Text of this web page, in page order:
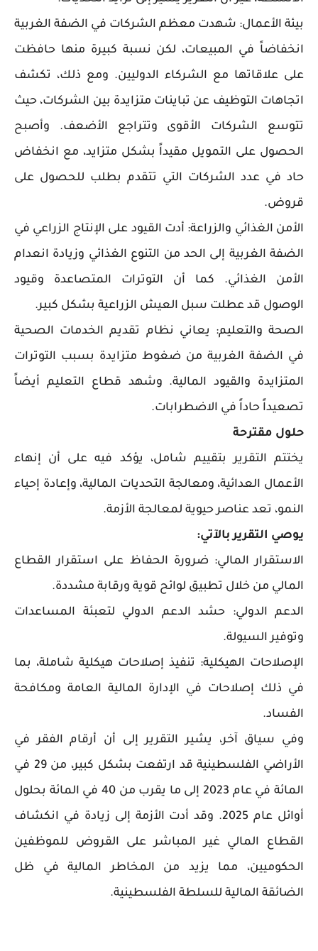
بيئة الأعمال: شهدت معظم الشركات في الضفة الغربية
انخفاضاً في المبيعات، لكن نسبة كبيرة منها حافظت
على علاقاتها مع الشركاء الدوليين. ومع ذلك، تكشف
اتجاهات التوظيف عن تباينات متزايدة بين الشركات، حيث
تتوسع الشركات الأقوى وتتراجع الأضعف. وأصبح
الحصول على التمويل مقيداً بشكل متزايد، مع انخفاض
حاد في عدد الشركات التي تتقدم بطلب للحصول على
قروض.
الأمن الغذائي والزراعة: أدت القيود على الإنتاج الزراعي في
الضفة الغربية إلى الحد من التنوع الغذائي وزيادة انعدام
الأمن الغذائي. كما أن التوترات المتصاعدة وقيود
الوصول قد عطلت سبل العيش الزراعية بشكل كبير.
الصحة والتعليم: يعاني نظام تقديم الخدمات الصحية
في الضفة الغربية من ضغوط متزايدة بسبب التوترات
المتزايدة والقيود المالية. وشهد قطاع التعليم أيضاً
تصعيداً حاداً في الاضطرابات.
حلول مقترحة
يختتم التقرير بتقييم شامل، يؤكد فيه على أن إنهاء
الأعمال العدائية، ومعالجة التحديات المالية، وإعادة إحياء
النمو، تعد عناصر حيوية لمعالجة الأزمة.
يوصي التقرير بالآتي:
الاستقرار المالي: ضرورة الحفاظ على استقرار القطاع
المالي من خلال تطبيق لوائح قوية ورقابة مشددة.
الدعم الدولي: حشد الدعم الدولي لتعبئة المساعدات
وتوفير السيولة.
الإصلاحات الهيكلية: تنفيذ إصلاحات هيكلية شاملة، بما
في ذلك إصلاحات في الإدارة المالية العامة ومكافحة
الفساد.
وفي سياق آخر، يشير التقرير إلى أن أرقام الفقر في
الأراضي الفلسطينية قد ارتفعت بشكل كبير، من 29 في
المائة في عام 2023 إلى ما يقرب من 40 في المائة بحلول
أوائل عام 2025. وقد أدت الأزمة إلى زيادة في انكشاف
القطاع المالي غير المباشر على القروض للموظفين
الحكوميين، مما يزيد من المخاطر المالية في ظل
الضائقة المالية للسلطة الفلسطينية.